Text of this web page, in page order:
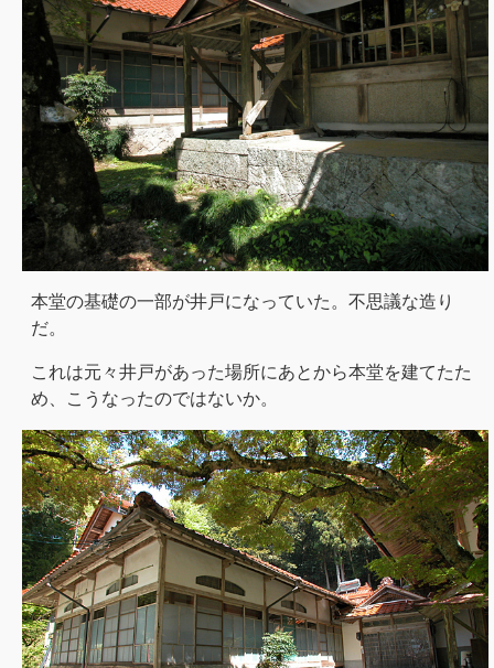
本堂の基礎の一部が井戸になっていた。不思議な造り
だ。
これは元々井戸があった場所にあとから本堂を建てたた
め、こうなったのではないか。